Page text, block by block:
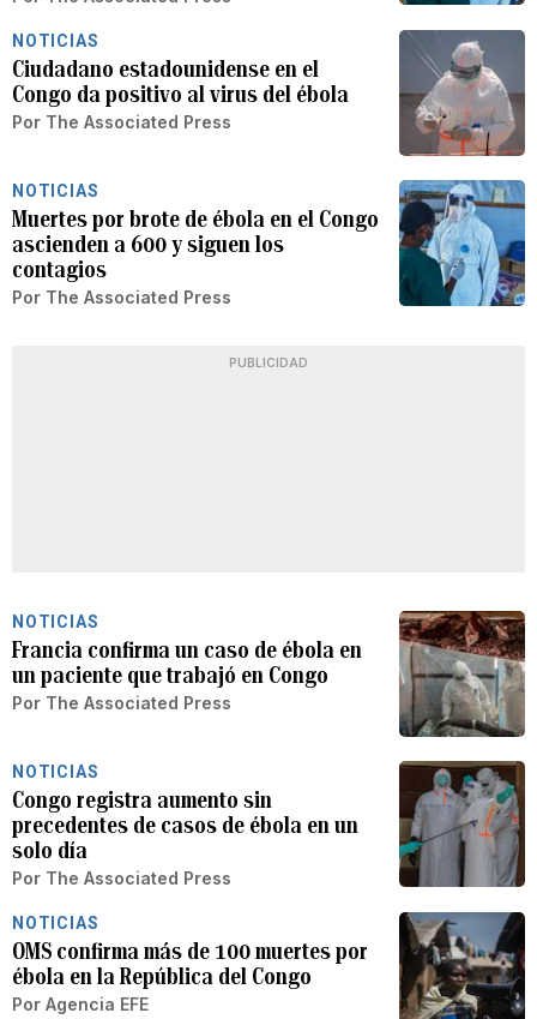
NOTICIAS
Ciudadano estadounidense en el
Congo da positivo al virus del ébola
Por The Associated Press
NOTICIAS
Muertes por brote de ébola en el Congo
ascienden a 600 y siguen los
contagios
Por The Associated Press
PUBLICIDAD
NOTICIAS
Francia confirma un caso de ébola en
un paciente que trabajó en Congo
Por The Associated Press
NOTICIAS
Congo registra aumento sin
precedentes de casos de ébola en un
solo día
Por The Associated Press
NOTICIAS
OMS confirma más de 100 muertes por
ébola en la República del Congo
Por Agencia EFE